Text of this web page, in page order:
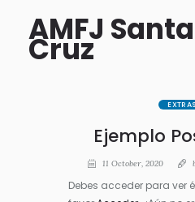
AMFJ Santa
Cruz
EXTRAS
Ejemplo
11 October, 2020
Debes acceder para ver